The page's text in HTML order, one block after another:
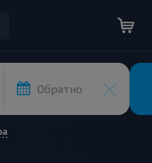
Обратно